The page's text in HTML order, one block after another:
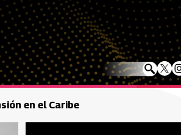
en el Caribe